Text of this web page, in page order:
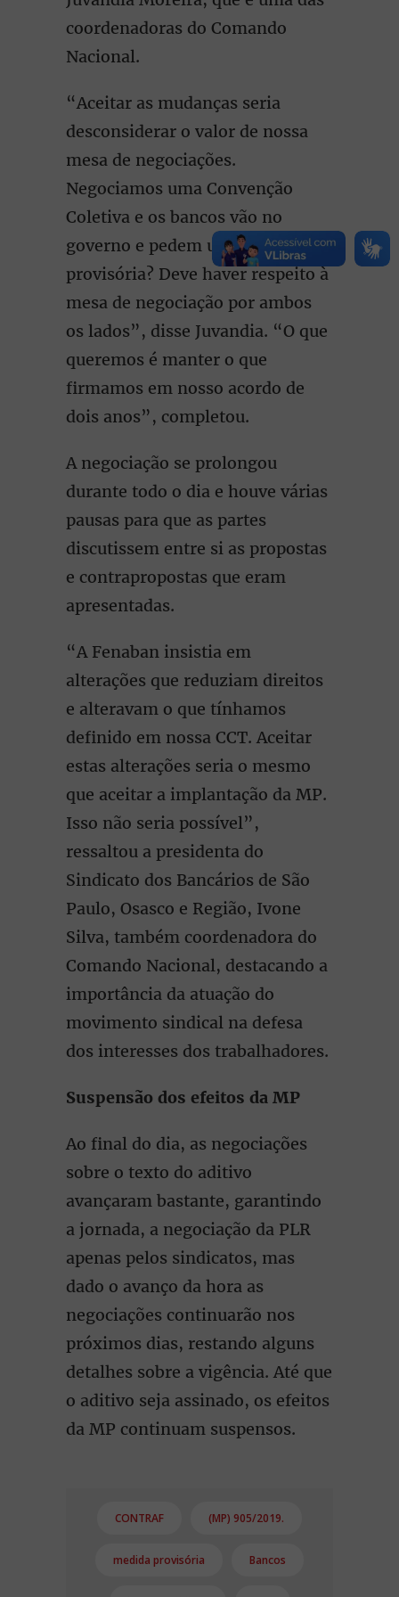
coordenadoras do Comando
Nacional.
“Aceitar as mudanças seria
desconsiderar o valor de nossa
mesa de negociações.
Negociamos uma Convenção
Coletiva e os bancos vão no
governo e pedem uma medida
provisória? Deve haver respeito à
mesa de negociação por ambos
os lados”, disse Juvandia. “O que
queremos é manter o que
firmamos em nosso acordo de
dois anos”, completou.
A negociação se prolongou
durante todo o dia e houve várias
pausas para que as partes
discutissem entre si as propostas
e contrapropostas que eram
apresentadas.
“A Fenaban insistia em
alterações que reduziam direitos
e alteravam o que tínhamos
definido em nossa CCT. Aceitar
estas alterações seria o mesmo
que aceitar a implantação da MP.
Isso não seria possível”,
ressaltou a presidenta do
Sindicato dos Bancários de São
Paulo, Osasco e Região, Ivone
Silva, também coordenadora do
Comando Nacional, destacando a
importância da atuação do
movimento sindical na defesa
dos interesses dos trabalhadores.
Suspensão dos efeitos da MP
Ao final do dia, as negociações
sobre o texto do aditivo
avançaram bastante, garantindo
a jornada, a negociação da PLR
apenas pelos sindicatos, mas
dado o avanço da hora as
negociações continuarão nos
próximos dias, restando alguns
detalhes sobre a vigência. Até que
o aditivo seja assinado, os efeitos
da MP continuam suspensos.
CONTRAF (MP) 905/2019.
medida provisória Bancos